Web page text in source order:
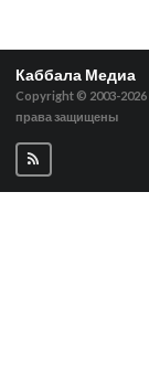
Каббала Медиа
Copyright © 2003-2026
права защищены